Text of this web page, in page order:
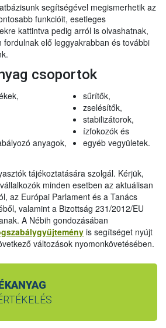
segítségével megismerhetik az
funkcióit, esetleges
kattintva pedig arról is olvashatnak,
fordulnak elő leggyakrabban és további
csoportok
anyagok,
sűrítők,
zselésítők,
stabilizátorok,
ízfokozók és
egyéb vegyületek.
tájékoztatására szolgál. Kérjük,
minden esetben az aktuálisan
az Európai Parlament és a Tanács
valamint a Bizottság 231/2012/EU
A Nébih gondozásában
is segítséget nyújt
változások nyomonkövetésében.